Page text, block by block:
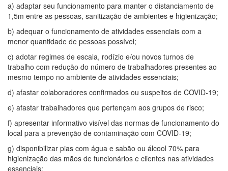
a) adaptar seu funcionamento para manter o distanciamento de
1,5m entre as pessoas, sanitização de ambientes e higienização;
b) adequar o funcionamento de atividades essenciais com a
menor quantidade de pessoas possível;
c) adotar regimes de escala, rodízio e/ou novos turnos de
trabalho com redução do número de trabalhadores presentes ao
mesmo tempo no ambiente de atividades essenciais;
d) afastar colaboradores confirmados ou suspeitos de COVID-19;
e) afastar trabalhadores que pertençam aos grupos de risco;
f) apresentar informativo visível das normas de funcionamento do
local para a prevenção de contaminação com COVID-19;
g) disponibilizar pias com água e sabão ou álcool 70% para
higienização das mãos de funcionários e clientes nas atividades
essenciais;